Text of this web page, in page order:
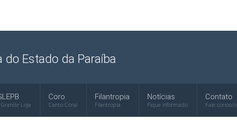
do Estado da Paraíba
Loja
Coro
Canto Coral
Filantropia
Filantropia
Notícias
Fique informado
Contato
Fale conosco